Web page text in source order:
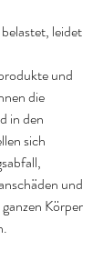
leidet
und
die
in den
sich
und
Körper
.